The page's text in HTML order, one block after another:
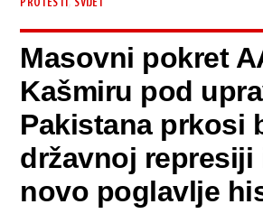
PROTESTI SVIJET
Masovni pokret
Kašmiru pod
Pakistana prkosi
državnoj
novo poglavlje